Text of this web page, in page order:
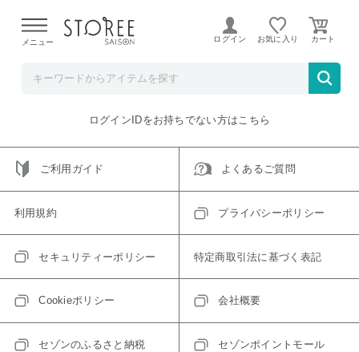
よる配送遅延が発生しております。
メニュー ログイン お気に入り
ご指定のアイテムは取り扱い終了、またはただいま取り扱い
トップへ戻る
ログインIDをお持ちでない方はこちら
ご利用ガイド よくあるご質問
利用規約 プライバシーポリシー
セキュリティーポリシー 特定商取引法に基づく表記
Cookieポリシー 会社概要
セゾンのふるさと納税 セゾンポイントモール